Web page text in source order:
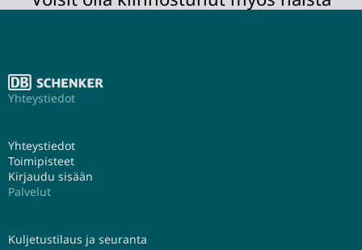
Yhteystiedot
Yhteystiedot
Toimipisteet
Kirjaudu sisään
Palvelut
Kuljetustilaus ja seuranta